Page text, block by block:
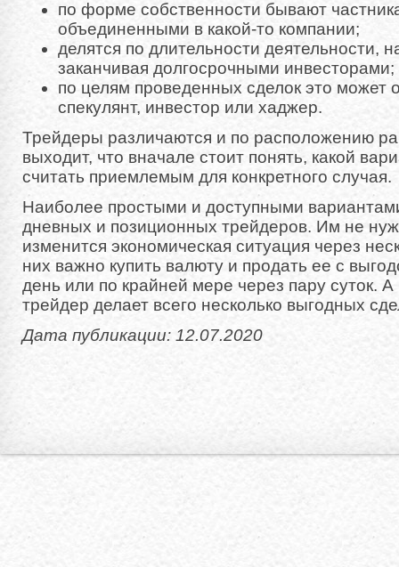
по форме собственности бывают
объединенными в какой-то компании;
делятся по длительности деятельности,
заканчивая долгосрочными инвесторами;
по целям проведенных сделок это может
спекулянт, инвестор или хаджер.
Трейдеры различаются и по расположению
выходит, что вначале стоит понять, какой
считать приемлемым для конкретного случая.
Наиболее простыми и доступными
дневных и позиционных трейдеров. Им не
изменится экономическая ситуация через
них важно купить валюту и продать ее с
день или по крайней мере через пару суток.
трейдер делает всего несколько выгодных
Дата публикации: 12.07.2020